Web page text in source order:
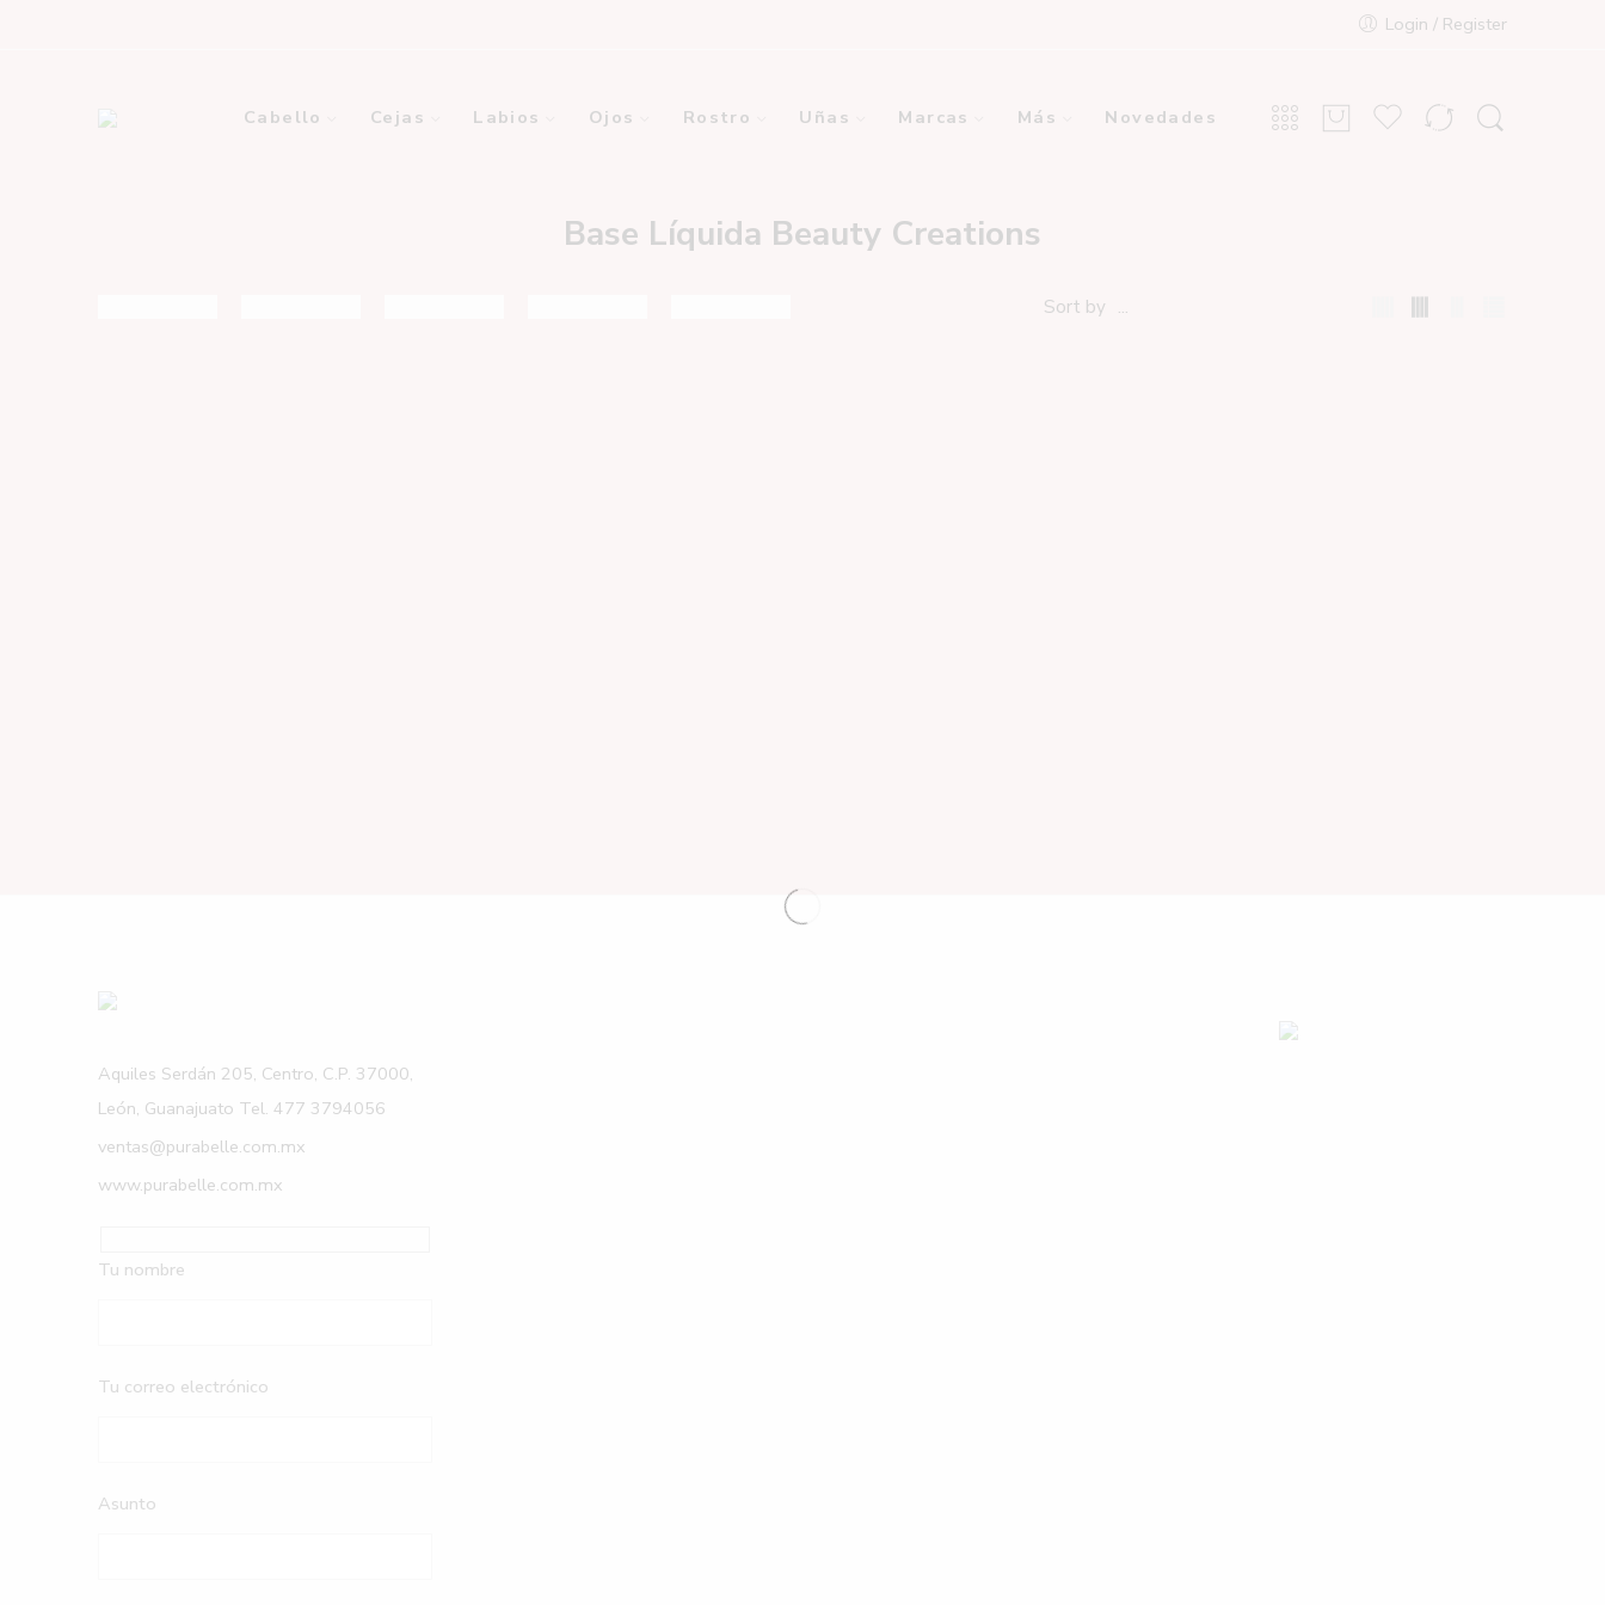
Login / Register
Cabello Cejas Labios Ojos Rostro Uñas Marcas Más Novedades
Base Líquida Beauty Creations
Sort by ...
Aquiles Serdán 205, Centro, C.P. 37000,
León, Guanajuato Tel. 477 3794056
ventas@purabelle.com.mx
www.purabelle.com.mx
Tu nombre
Tu correo electrónico
Asunto